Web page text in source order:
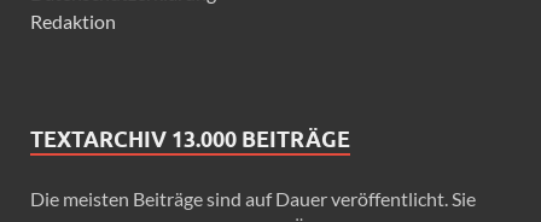
Redaktion
TEXTARCHIV 13.000 BEITRÄGE
Die meisten Beiträge sind auf Dauer veröffentlicht. Sie